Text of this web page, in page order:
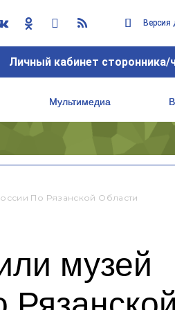
Личный кабинет сторонника/
Мультимедиа
По Рязанской Области
музей
Личный кабинет сторонника/
Мультимедиа